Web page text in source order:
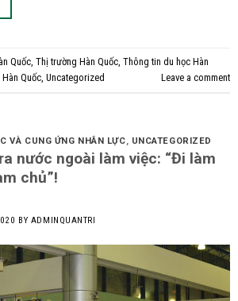
Quốc Thị trường Hàn Quốc Thông tin du học Hàn
Quốc Uncategorized Leave a comment
VÀ CUNG ỨNG NHÂN LỰC UNCATEGORIZED
nước ngoài làm việc: “Đi làm
chủ”!
BY ADMINQUANTRI